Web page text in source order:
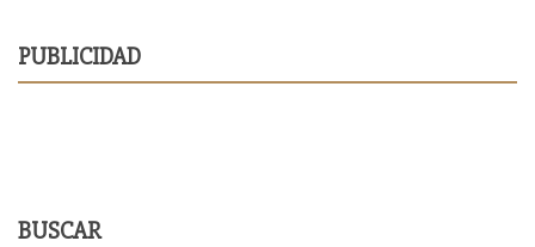
PUBLICIDAD
BUSCAR